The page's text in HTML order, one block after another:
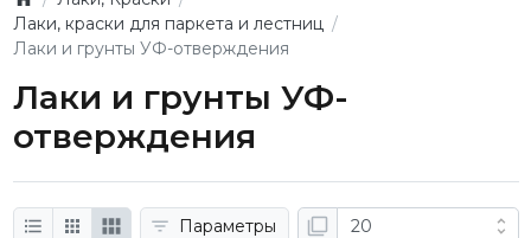
Лаки, краски для паркета и лестниц
Лаки и грунты УФ-отверждения
Лаки и грунты УФ-
отверждения
Параметры